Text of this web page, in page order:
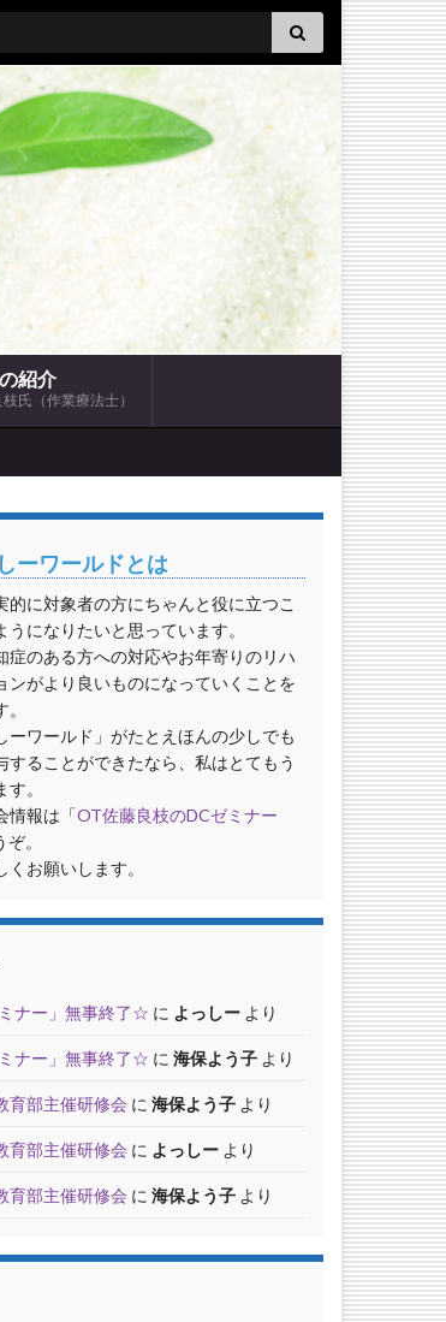
紹介
氏（作業療法士）
ーワールドとは
的に対象者の方にちゃんと役に立つこ
うになりたいと思っています。
症のある方への対応やお年寄りのリハ
ンがより良いものになっていくことを
ーワールド」がたとえほんの少しでも
することができたなら、私はとてもう
。
情報は「OT佐藤良枝のDCゼミナー
ぞ。
くお願いします。
ミナー」無事終了☆ に よっしー より
ミナー」無事終了☆ に 海保よう子 より
育部主催研修会 に 海保よう子 より
育部主催研修会 に よっしー より
育部主催研修会 に 海保よう子 より